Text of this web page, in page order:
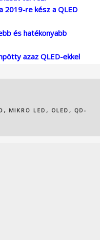
2019-re kész a QLED
és hatékonyabb
azaz QLED-ekkel
, MIKRO LED , OLED , QD-